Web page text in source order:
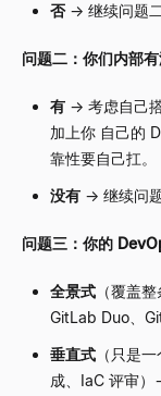
否 → 继续问题二
问题二：你们内部
有 → 考虑自己
加上你 自己的
靠性要自己扛。
没有 → 继续问
问题三：你的
全景式 （覆盖
GitLab Duo、
垂直式 （只是
成、IaC 评审）